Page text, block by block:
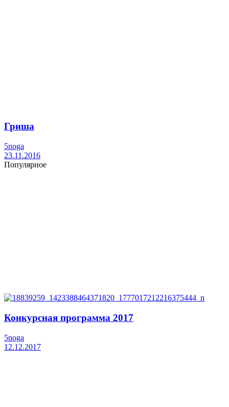
Гриша
5noga
23.11.2016
Популярное
Конкурсная программа 2017
5noga
12.12.2017